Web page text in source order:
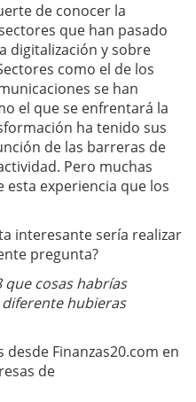
de conocer la
que han pasado
digitalización y sobre
como el de los
se han
el que se enfrentará la
ha tenido sus
de las barreras de
Pero muchas
esta experiencia que los
interesante sería realizar
pregunta?
que cosas habrías
hubieras
Finanzas20.com en
de